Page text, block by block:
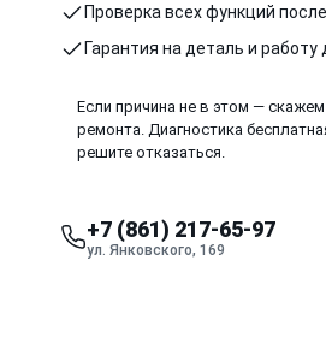
Проверка всех функций
Гарантия на деталь и работу
Если причина не в этом —
ремонта. Диагностика
решите отказаться.
+7 (861) 217-65-97
ул. Янковского, 169